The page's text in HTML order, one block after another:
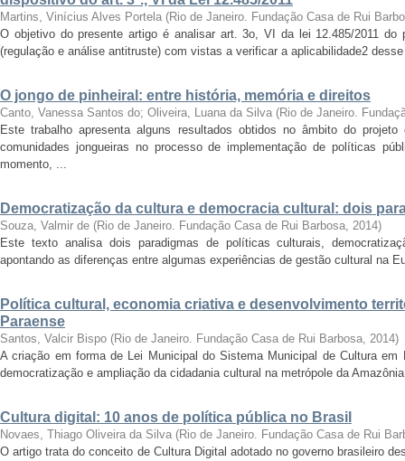
Martins, Vinícius Alves Portela (Rio de Janeiro. Fundação Casa de Rui
O objetivo do presente artigo é analisar art. 3o, VI da lei 12.485/2011 do
(regulação e análise antitruste) com vistas a verificar a aplicabilidade2
O jongo de pinheiral: entre história, memória e direitos
Canto, Vanessa Santos do; Oliveira, Luana da Silva (Rio de Janeiro.
Este trabalho apresenta alguns resultados obtidos no âmbito do
comunidades jongueiras no processo de implementação de políticas
momento, ...
Democratização da cultura e democracia cultural: dois
Souza, Valmir de (Rio de Janeiro. Fundação Casa de Rui Barbosa, 2014)
Este texto analisa dois paradigmas de políticas culturais,
apontando as diferenças entre algumas experiências de gestão cultural na
Política cultural, economia criativa e desenvolvimento
Paraense
Santos, Valcir Bispo (Rio de Janeiro. Fundação Casa de Rui Barbosa, 2014)
A criação em forma de Lei Municipal do Sistema Municipal de Cultura
democratização e ampliação da cidadania cultural na metrópole da
Cultura digital: 10 anos de política pública no Brasil
Novaes, Thiago Oliveira da Silva (Rio de Janeiro. Fundação Casa de Rui
O artigo trata do conceito de Cultura Digital adotado no governo brasileiro